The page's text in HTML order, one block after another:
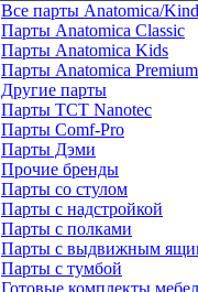
Все парты Anatomica/
Парты Anatomica Classic
Парты Anatomica Kids
Парты Anatomica
Другие парты
Парты TCT Nanotec
Парты Comf-Pro
Парты Дэми
Прочие бренды
Парты со стулом
Парты с надстройкой
Парты с полками
Парты с выдвижным
Парты с тумбой
Готовые комплекты